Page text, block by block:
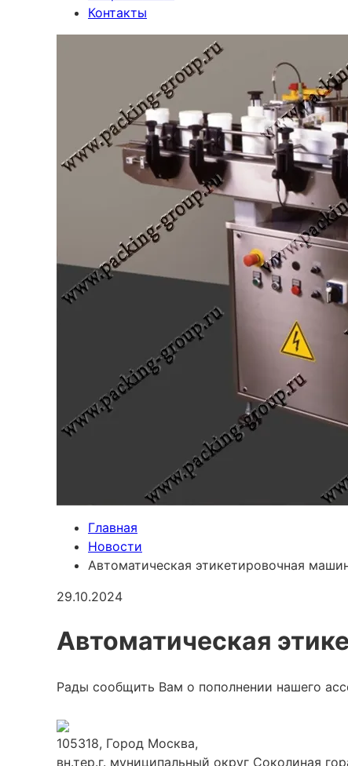
Контакты
Главная
Новости
Автоматическая этикетировочная
29.10.2024
Автоматическая
Рады сообщить Вам о пополнении нашего
105318, Город Москва,
вн.тер.г. муниципальный округ Соколиная